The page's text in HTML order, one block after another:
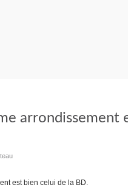
arrondissement